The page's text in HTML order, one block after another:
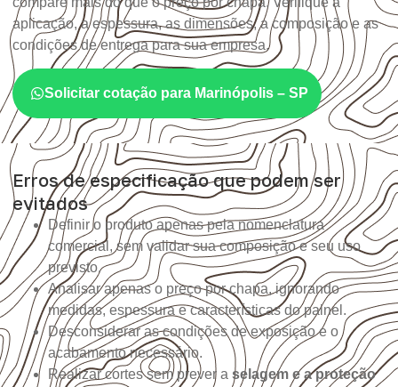
aplicação, a espessura, as dimensões, a composição e as
condições de entrega para sua empresa.
Solicitar cotação para Marinópolis – SP
Erros de especificação que podem ser
evitados
Definir o produto apenas pela nomenclatura
comercial, sem validar sua composição e seu uso
previsto.
Analisar apenas o preço por chapa, ignorando
medidas, espessura e características do painel.
Desconsiderar as condições de exposição e o
acabamento necessário.
Realizar cortes sem prever a selagem e a proteção